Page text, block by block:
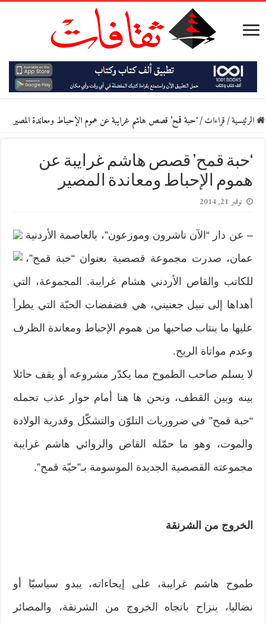
الرئيسية/قراءات/‘حبة قمح’ قصص هاشم غرايبة عن هموم الإحباط ومعاندة المصير
‘حبة قمح’ قصص هاشم غرايبة عن
هموم الإحباط ومعاندة المصير
نوفمبر 21, 2014
– عن دار “الآن ناشرون وموزعون”، بالعاصمة الأردنية
عمان، صدرت مجموعة قصصية بعنوان “حبة قمح”،
للكاتب والقاص الأردني هشام غرايبة. المجموعة، التي
أهداها إلى نبيل جعنيني، هي فضفضات الحبّة التي يطرأ
عليها ما ينتاب صاحبها من هموم الإحباط ومعاندة الظرف
وعدم مواتاة الريح.
لا يسلم صاحب الطموح مما يكدّر مشروعه أو يقف حائلا
بينه وبين القطف، ونحن ها هنا أمام حوار عذب تحمله
“حبة قمح” في ضروريات التلوّن والتشكّل وقدرية الولادة
والموت، وهو ما حمّله القاص والروائي هاشم غرايبة
مجموعته القصصية الجديدة الموسومة بـ”حبّة قمح”.
الخروج من الشرنقة
طموح هاشم غرايبة، على إيحاءاته، يبدو سياسيّا أو
نضاليا، ينزاح باتجاه الخروج من الشرنقة، والمصائر